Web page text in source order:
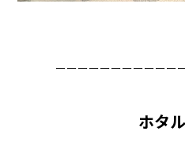
ーーーーーーーーーーー
ホタ